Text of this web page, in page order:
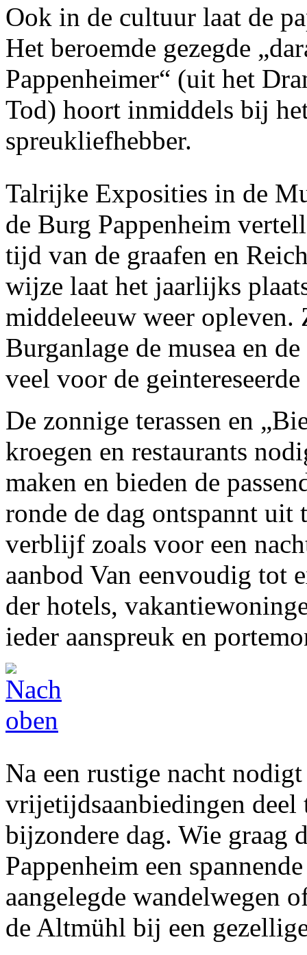
Ook in de cultuur laat de
Het beroemde gezegde
Pappenheimer“ (uit het
Tod) hoort inmiddels bij
spreukliefhebber.
Talrijke Exposities in de
de Burg Pappenheim
tijd van de graafen en
wijze laat het jaarlijks
middeleeuw weer
Burganlage de musea en
veel voor de
De zonnige terassen en
kroegen en restaurants
maken en bieden de
ronde de dag ontspannt
verblijf zoals voor een
aanbod Van eenvoudig tot
der hotels,
ieder aanspreuk en
Na een rustige nacht
vrijetijdsaanbiedingen deel
bijzondere dag. Wie graag
Pappenheim een
aangelegde wandelwegen
de Altmühl bij een